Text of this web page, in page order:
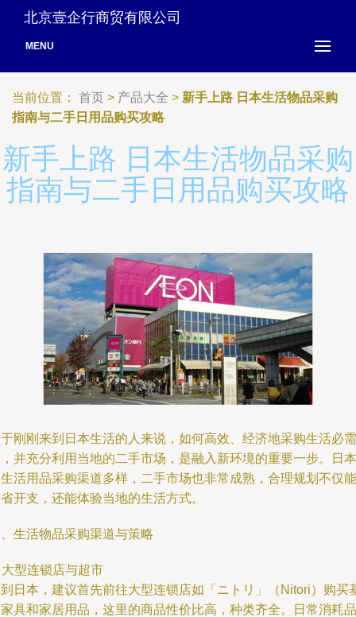
北京壹企行商贸有限公司
MENU
当前位置： 首页 > 产品大全 > 新手上路 日本生活物品采购
指南与二手日用品购买攻略
新手上路 日本生活物品采购
指南与二手日用品购买攻略
刚刚来到日本生活的人来说，如何高效、经济地采购生活必需
并充分利用当地的二手市场，是融入新环境的重要一步。日本
活用品采购渠道多样，二手市场也非常成熟，合理规划不仅能
开支，还能体验当地的生活方式。
生活物品采购渠道与策略
型连锁店与超市
日本，建议首先前往大型连锁店如「ニトリ」（Nitori）购买
具和家居用品，这里的商品性价比高，种类齐全。日常消耗品